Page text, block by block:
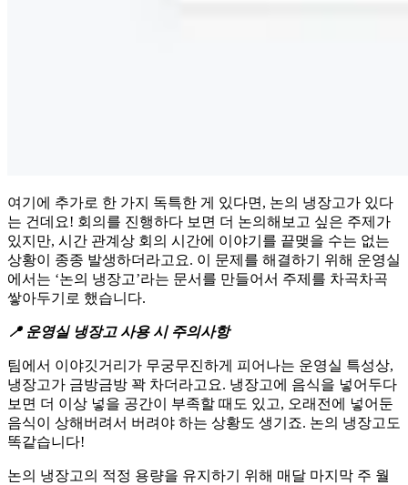
여기에 추가로 한 가지 독특한 게 있다면, 논의 냉장고가 있다
는 건데요! 회의를 진행하다 보면 더 논의해보고 싶은 주제가
있지만, 시간 관계상 회의 시간에 이야기를 끝맺을 수는 없는
상황이 종종 발생하더라고요. 이 문제를 해결하기 위해 운영실
에서는 ‘논의 냉장고’라는 문서를 만들어서 주제를 차곡차곡
쌓아두기로 했습니다.
📍 운영실 냉장고 사용 시 주의사항
팀에서 이야깃거리가 무궁무진하게 피어나는 운영실 특성상,
냉장고가 금방금방 꽉 차더라고요. 냉장고에 음식을 넣어두다
보면 더 이상 넣을 공간이 부족할 때도 있고, 오래전에 넣어둔
음식이 상해버려서 버려야 하는 상황도 생기죠. 논의 냉장고도
똑같습니다!
논의 냉장고의 적정 용량을 유지하기 위해 매달 마지막 주 월